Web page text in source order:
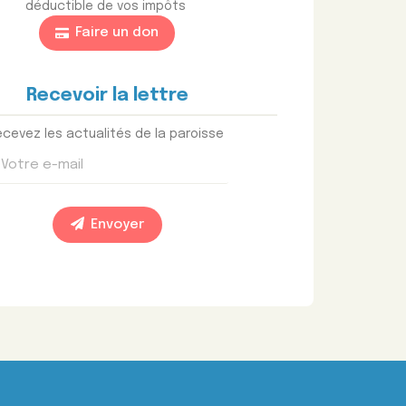
déductible de vos impôts
Faire un don
Recevoir la lettre
les actualités de la paroisse
Envoyer